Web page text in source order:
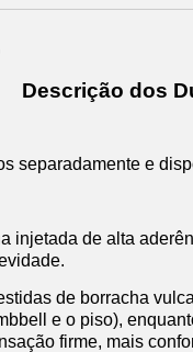
Descrição dos
separadamente e
injetada de alta
de borracha
e o piso),
firme, mais